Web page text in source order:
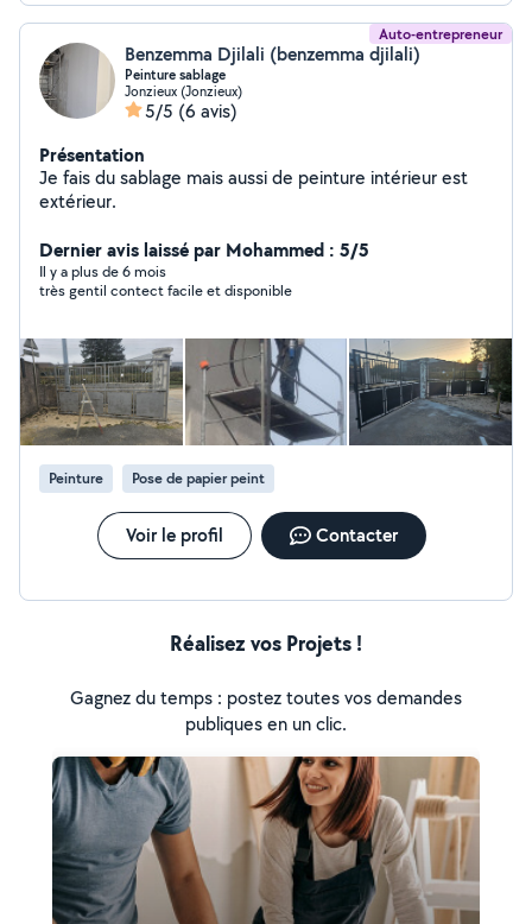
Auto-entrepreneur
Benzemma Djilali (benzemma djilali)
Peinture sablage
Jonzieux (Jonzieux)
5/5 (6 avis)
Présentation
Je fais du sablage mais aussi de peinture intérieur est
extérieur.
Dernier avis laissé par Mohammed : 5/5
Il y a plus de 6 mois
très gentil contect facile et disponible
Peinture Pose de papier peint
Voir le profil Contacter
Réalisez vos Projets !
Gagnez du temps : postez toutes vos demandes
publiques en un clic.